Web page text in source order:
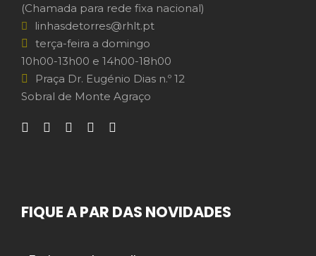
(Chamada para rede fixa nacional)
linhasdetorres@rhlt.pt
terça-feira a domingo
10h00-13h00 e 14h00-18h00
Praça Dr. Eugénio Dias n.º 12
Sobral de Monte Agraço
FIQUE A PAR DAS NOVIDADES